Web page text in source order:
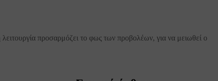
προσαρμόζει το φως των προβολέων, για να μειωθεί ο